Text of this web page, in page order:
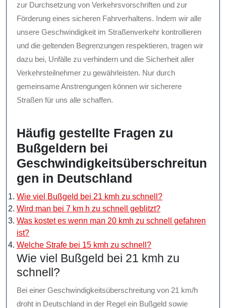
zur Durchsetzung von Verkehrsvorschriften und zur
Förderung eines sicheren Fahrverhaltens. Indem wir alle
unsere Geschwindigkeit im Straßenverkehr kontrollieren
und die geltenden Begrenzungen respektieren, tragen wir
dazu bei, Unfälle zu verhindern und die Sicherheit aller
Verkehrsteilnehmer zu gewährleisten. Nur durch
gemeinsame Anstrengungen können wir sicherere
Straßen für uns alle schaffen.
Häufig gestellte Fragen zu
Bußgeldern bei
Geschwindigkeitsüberschreitun
gen in Deutschland
Wie viel Bußgeld bei 21 kmh zu schnell?
Wird man bei 7 km h zu schnell geblitzt?
Was kostet es wenn man 20 kmh zu schnell gefahren
ist?
Welche Strafe bei 15 kmh zu schnell?
Wie viel Bußgeld bei 21 kmh zu
schnell?
Bei einer Geschwindigkeitsüberschreitung von 21 km/h
droht in Deutschland in der Regel ein Bußgeld sowie